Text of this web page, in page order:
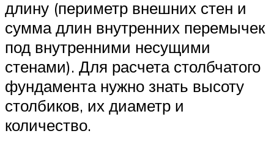
длину (периметр внешних стен и
сумма длин внутренних перемычек
под внутренними несущими
стенами). Для расчета столбчатого
фундамента нужно знать высоту
столбиков, их диаметр и
количество.